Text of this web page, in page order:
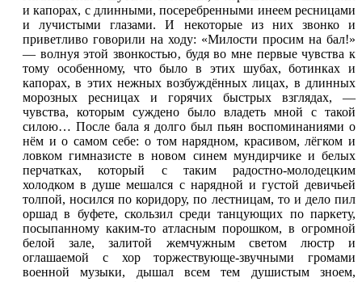
и капорах, с длинными, посеребренными инеем ресницами
и лучистыми глазами. И некоторые из них звонко и
приветливо говорили на ходу: «Милости просим на бал!»
— волнуя этой звонкостью‚ будя во мне первые чувства к
тому особенному, что было в этих шубах, ботинках и
капорах, в этих нежных возбуждённых лицах, в длинных
морозных ресницах и горячих быстрых взглядах, —
чувства, которым суждено было владеть мной с такой
силою… После бала я долго был пьян воспоминаниями о
нём и о самом себе: о том нарядном, красивом, лёгком и
ловком гимназисте в новом синем мундирчике и белых
перчатках, который с таким радостно-молодецким
холодком в душе мешался с нарядной и густой девичьей
толпой, носился по коридору, по лестницам, то и дело пил
оршад в буфете, скользил среди танцующих по паркету,
посыпанному каким-то атласным порошком, в огромной
белой зале, залитой жемчужным светом люстр и
оглашаемой с хор торжествующе-звучными громами
военной музыки, дышал всем тем душистым зноем,